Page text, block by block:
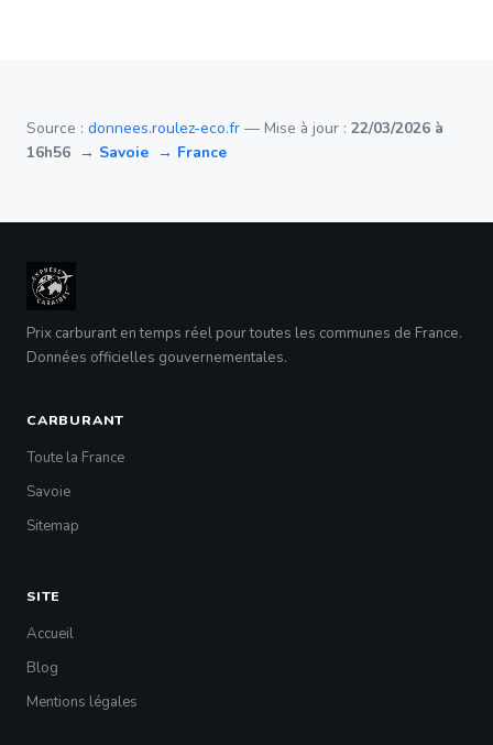
Source : donnees.roulez-eco.fr — Mise à jour : 22/03/2026 à
16h56 → Savoie → France
Prix carburant en temps réel pour toutes les communes de France.
Données officielles gouvernementales.
CARBURANT
Toute la France
Savoie
Sitemap
SITE
Accueil
Blog
Mentions légales